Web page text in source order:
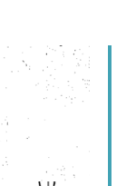
3320 кг